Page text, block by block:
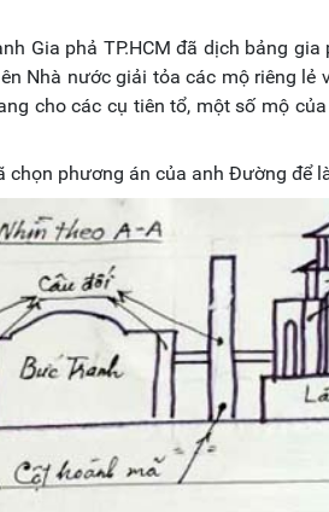
Gia phả TP.HCM đã dịch bảng
Nhà nước giải tỏa các mộ riêng lẻ
cho các cụ tiên tổ, một số mộ
phương án của anh Đường để